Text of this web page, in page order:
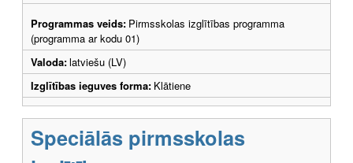
Programmas veids: Pirmsskolas izglītības programma
(programma ar kodu 01)
Valoda:latviešu (LV)
Izglītības ieguves forma: Klātiene
Speciālās pirmsskolas